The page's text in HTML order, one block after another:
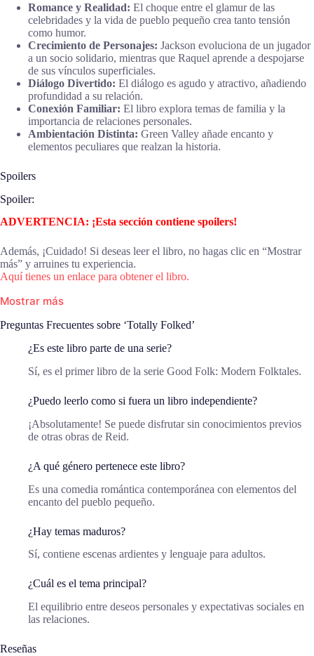
Romance y Realidad: El choque entre el glamur de las
celebridades y la vida de pueblo pequeño crea tanto tensión
como humor.
Crecimiento de Personajes: Jackson evoluciona de un jugador
a un socio solidario, mientras que Raquel aprende a despojarse
de sus vínculos superficiales.
Diálogo Divertido: El diálogo es agudo y atractivo, añadiendo
profundidad a su relación.
Conexión Familiar: El libro explora temas de familia y la
importancia de relaciones personales.
Ambientación Distinta: Green Valley añade encanto y
elementos peculiares que realzan la historia.
Spoilers
Spoiler:
ADVERTENCIA: ¡Esta sección contiene spoilers!
Además, ¡Cuidado! Si deseas leer el libro, no hagas clic en “Mostrar
más” y arruines tu experiencia.
Aquí tienes un enlace para obtener el libro.
Mostrar más
Preguntas Frecuentes sobre ‘Totally Folked’
¿Es este libro parte de una serie?
Sí, es el primer libro de la serie Good Folk: Modern Folktales.
¿Puedo leerlo como si fuera un libro independiente?
¡Absolutamente! Se puede disfrutar sin conocimientos previos
de otras obras de Reid.
¿A qué género pertenece este libro?
Es una comedia romántica contemporánea con elementos del
encanto del pueblo pequeño.
¿Hay temas maduros?
Sí, contiene escenas ardientes y lenguaje para adultos.
¿Cuál es el tema principal?
El equilibrio entre deseos personales y expectativas sociales en
las relaciones.
Reseñas